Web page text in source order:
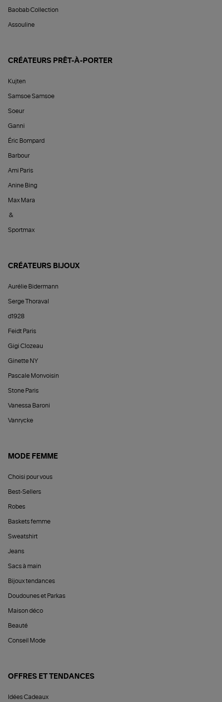
Baobab Collection
Assouline
CRÉATEURS PRÊT-À-PORTER
Kujten
Samsoe Samsoe
Soeur
Ganni
Éric Bompard
Barbour
Ami Paris
Anine Bing
Max Mara
&
Sportmax
CRÉATEURS BIJOUX
Aurélie Bidermann
Serge Thoraval
d1928
Feidt Paris
Gigi Clozeau
Ginette NY
Pascale Monvoisin
Stone Paris
Vanessa Baroni
Vanrycke
MODE FEMME
Choisi pour vous
Best-Sellers
Robes
Baskets femme
Sweatshirt
Jeans
Sacs à main
Bijoux tendances
Doudounes et Parkas
Maison déco
Beauté
Conseil Mode
OFFRES ET TENDANCES
Idées Cadeaux